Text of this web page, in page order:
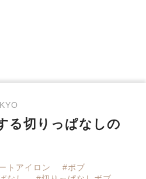
る切りっぱなしの
トアイロン
#ボブ